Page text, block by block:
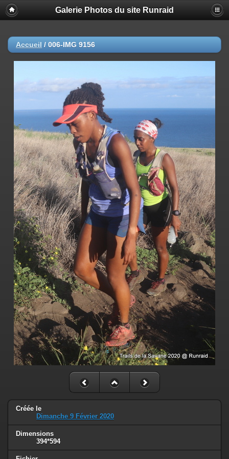
Galerie Photos du site Runraid
Accueil / 006-IMG 9156
Créée le
Dimanche 9 Février 2020
Dimensions
394*594